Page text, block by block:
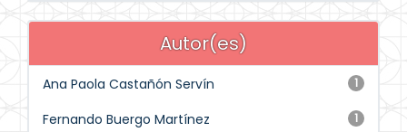
Autor(es)
1
Ana Paola Castañón Servín
1
Fernando Buergo Martínez